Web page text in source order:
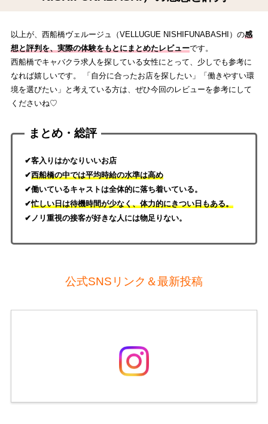
以上が、西船橋ヴェルージュ（VELLUGUE NISHIFUNABASHI）の感
想と評判を、実際の体験をもとにまとめたレビューです。
西船橋でキャバクラ求人を探している女性にとって、少しでも参考に
なれば嬉しいです。 「自分に合ったお店を探したい」「働きやすい環
境を選びたい」と考えている方は、ぜひ今回のレビューを参考にして
くださいね♡
まとめ・総評
✔客入りはかなりいいお店
✔西船橋の中では平均時給の水準は高め
✔働いているキャストは全体的に落ち着いている。
✔忙しい日は待機時間が少なく、体力的にきつい日もある。
✔ノリ重視の接客が好きな人には物足りない。
公式SNSリンク＆最新投稿